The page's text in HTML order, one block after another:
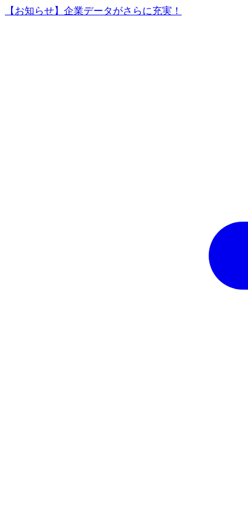
【お知らせ】企業データがさらに充実！